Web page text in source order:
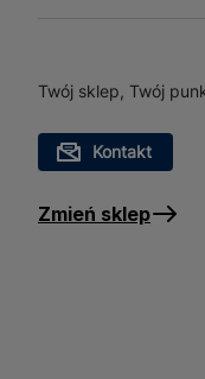
Twój sklep, Twój
Kontakt
Zmień sklep